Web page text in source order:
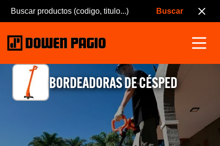
BORDEADORAS DE CÉSPED